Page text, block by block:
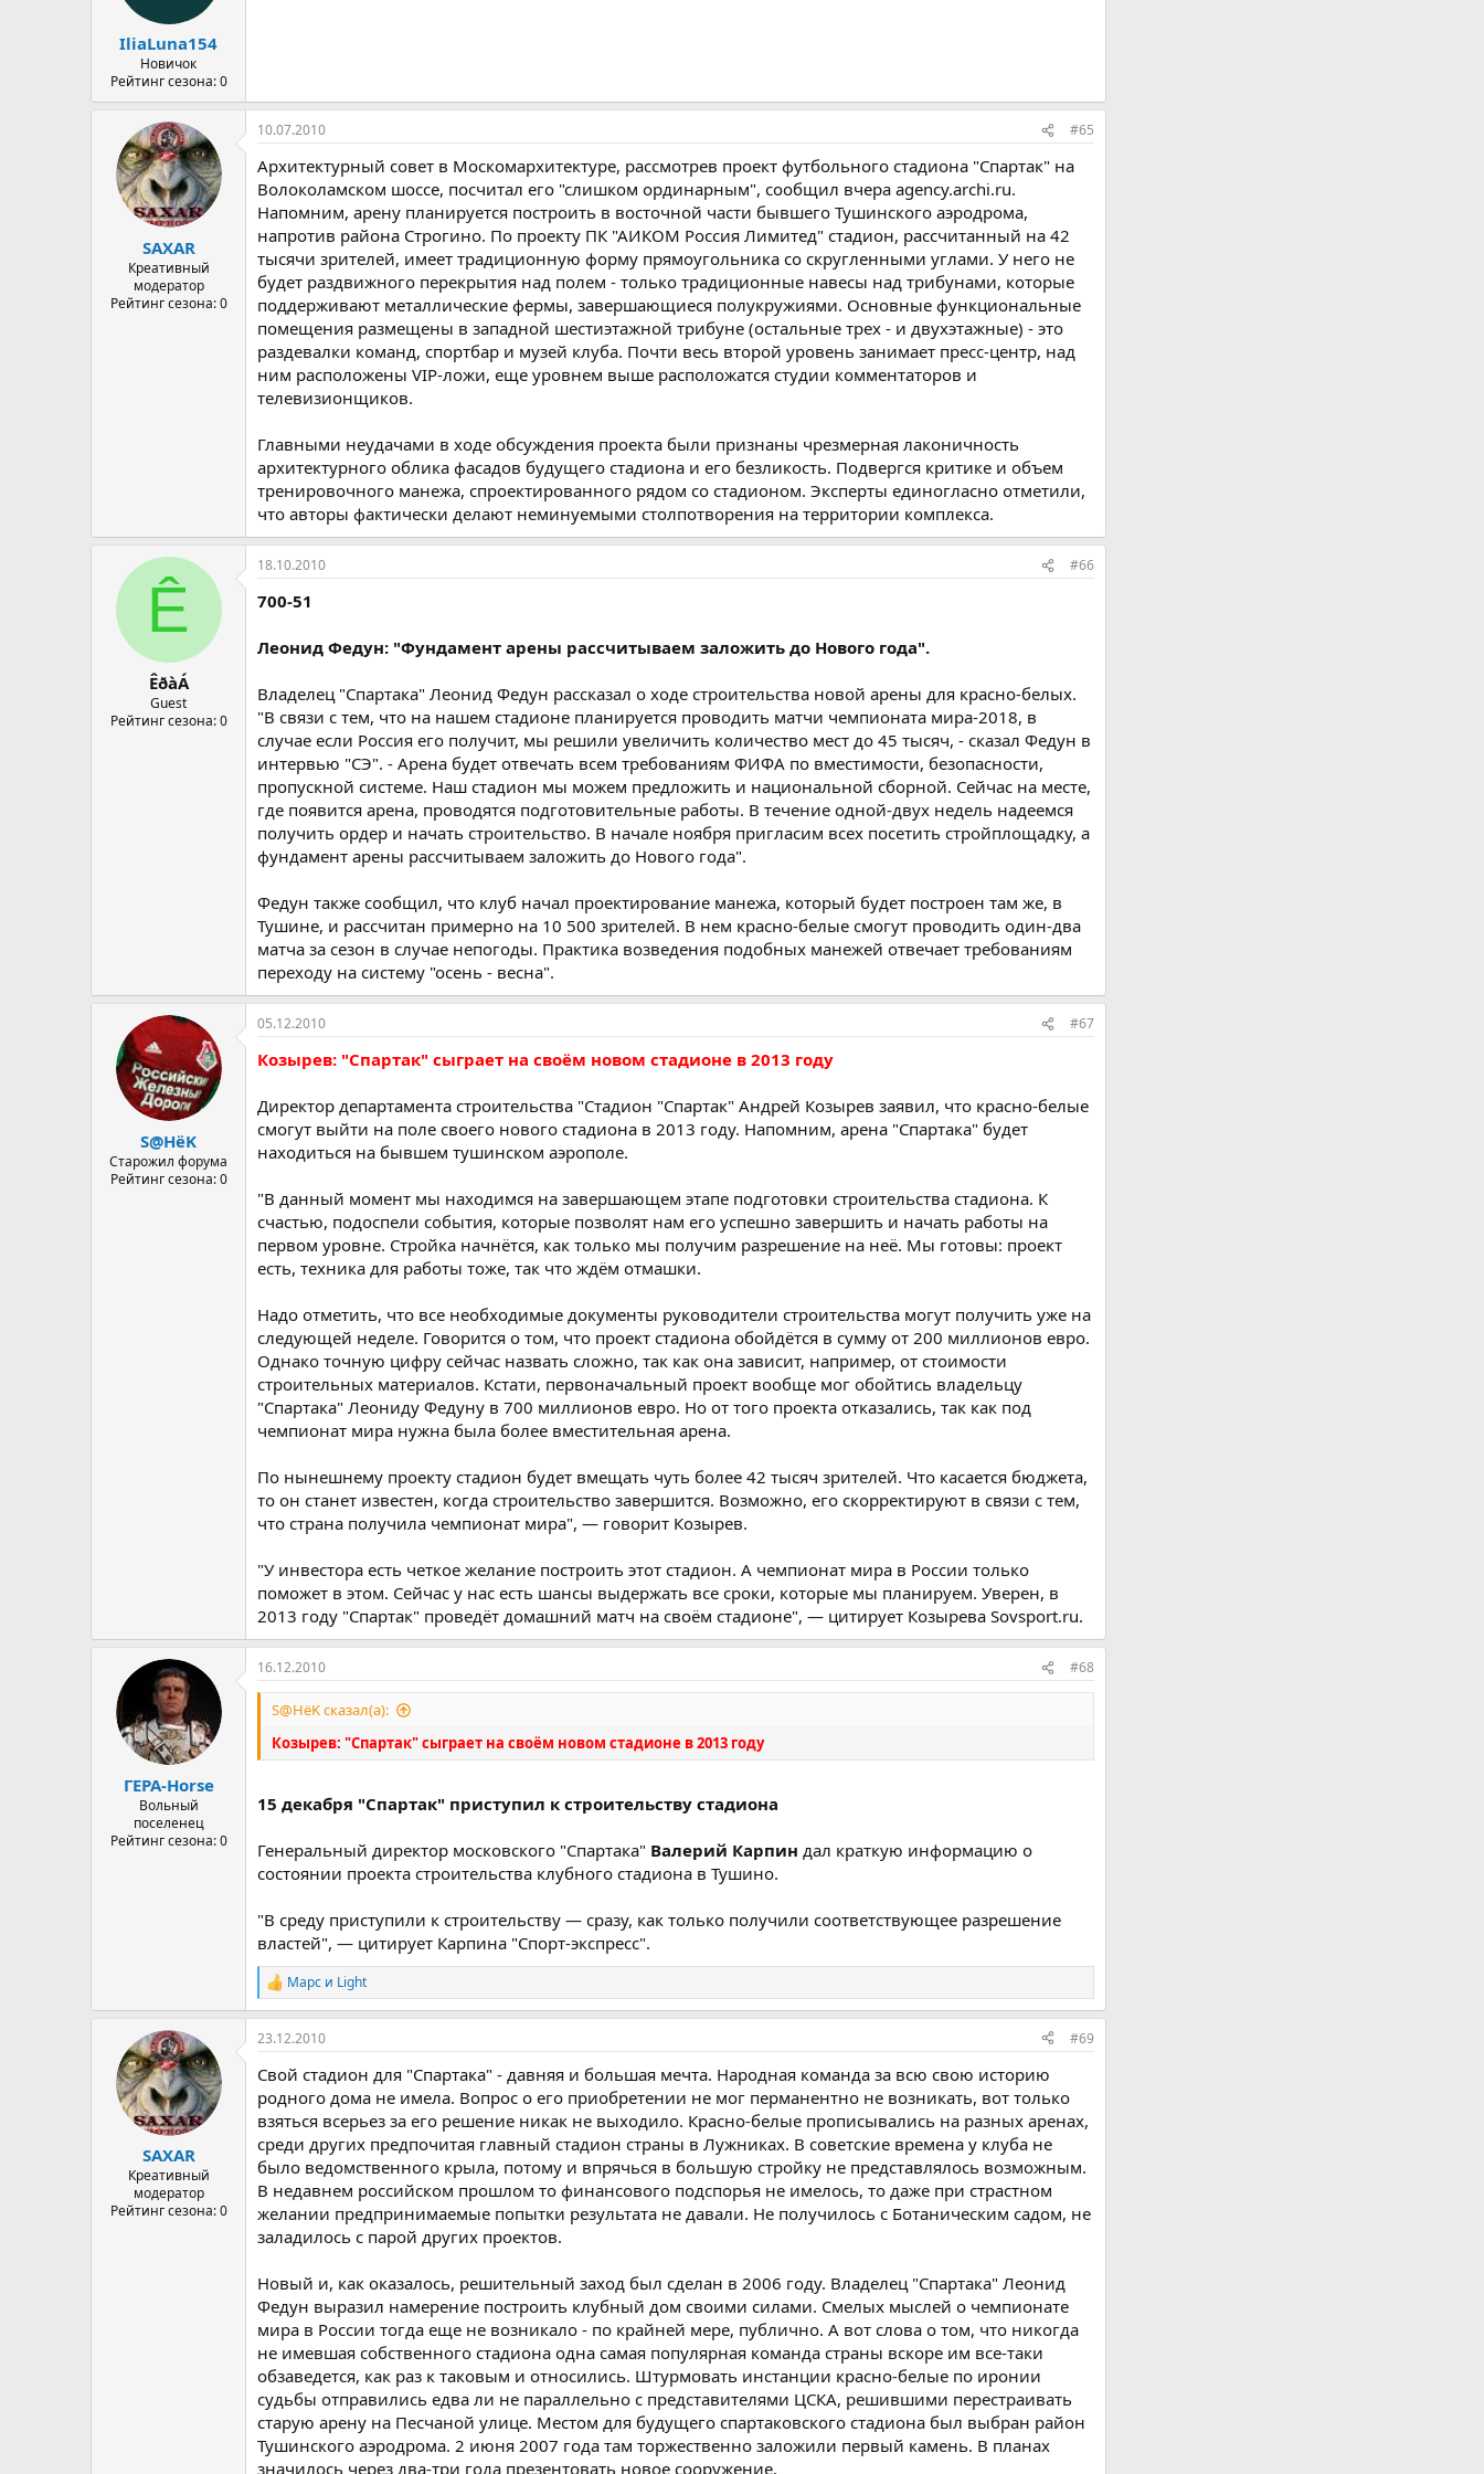
IliaLuna154
Новичок
Рейтинг сезона: 0
SAXAR
Креативный
модератор
Рейтинг сезона: 0
10.07.2010 #65
Архитектурный совет в Москомархитектуре, рассмотрев проект футбольного стадиона "Спартак" на
Волоколамском шоссе, посчитал его "слишком ординарным", сообщил вчера agency.archi.ru.
Напомним, арену планируется построить в восточной части бывшего Тушинского аэродрома,
напротив района Строгино. По проекту ПК "АИКОМ Россия Лимитед" стадион, рассчитанный на 42
тысячи зрителей, имеет традиционную форму прямоугольника со скругленными углами. У него не
будет раздвижного перекрытия над полем - только традиционные навесы над трибунами, которые
поддерживают металлические фермы, завершающиеся полукружиями. Основные функциональные
помещения размещены в западной шестиэтажной трибуне (остальные трех - и двухэтажные) - это
раздевалки команд, спортбар и музей клуба. Почти весь второй уровень занимает пресс-центр, над
ним расположены VIP-ложи, еще уровнем выше расположатся студии комментаторов и
телевизионщиков.
Главными неудачами в ходе обсуждения проекта были признаны чрезмерная лаконичность
архитектурного облика фасадов будущего стадиона и его безликость. Подвергся критике и объем
тренировочного манежа, спроектированного рядом со стадионом. Эксперты единогласно отметили,
что авторы фактически делают неминуемыми столпотворения на территории комплекса.
Ê
ÊðàÁ
Guest
Рейтинг сезона: 0
18.10.2010 #66
700-51
Леонид Федун: "Фундамент арены рассчитываем заложить до Нового года".
Владелец "Спартака" Леонид Федун рассказал о ходе строительства новой арены для красно-белых.
"В связи с тем, что на нашем стадионе планируется проводить матчи чемпионата мира-2018, в
случае если Россия его получит, мы решили увеличить количество мест до 45 тысяч, - сказал Федун в
интервью "СЭ". - Арена будет отвечать всем требованиям ФИФА по вместимости, безопасности,
пропускной системе. Наш стадион мы можем предложить и национальной сборной. Сейчас на месте,
где появится арена, проводятся подготовительные работы. В течение одной-двух недель надеемся
получить ордер и начать строительство. В начале ноября пригласим всех посетить стройплощадку, а
фундамент арены рассчитываем заложить до Нового года".
Федун также сообщил, что клуб начал проектирование манежа, который будет построен там же, в
Тушине, и рассчитан примерно на 10 500 зрителей. В нем красно-белые смогут проводить один-два
матча за сезон в случае непогоды. Практика возведения подобных манежей отвечает требованиям
переходу на систему "осень - весна".
S@HёK
Старожил форума
Рейтинг сезона: 0
05.12.2010 #67
Козырев: "Спартак" сыграет на своём новом стадионе в 2013 году
Директор департамента строительства "Стадион "Спартак" Андрей Козырев заявил, что красно-белые
смогут выйти на поле своего нового стадиона в 2013 году. Напомним, арена "Спартака" будет
находиться на бывшем тушинском аэрополе.
"В данный момент мы находимся на завершающем этапе подготовки строительства стадиона. К
счастью, подоспели события, которые позволят нам его успешно завершить и начать работы на
первом уровне. Стройка начнётся, как только мы получим разрешение на неё. Мы готовы: проект
есть, техника для работы тоже, так что ждём отмашки.
Надо отметить, что все необходимые документы руководители строительства могут получить уже на
следующей неделе. Говорится о том, что проект стадиона обойдётся в сумму от 200 миллионов евро.
Однако точную цифру сейчас назвать сложно, так как она зависит, например, от стоимости
строительных материалов. Кстати, первоначальный проект вообще мог обойтись владельцу
"Спартака" Леониду Федуну в 700 миллионов евро. Но от того проекта отказались, так как под
чемпионат мира нужна была более вместительная арена.
По нынешнему проекту стадион будет вмещать чуть более 42 тысяч зрителей. Что касается бюджета,
то он станет известен, когда строительство завершится. Возможно, его скорректируют в связи с тем,
что страна получила чемпионат мира", — говорит Козырев.
"У инвестора есть четкое желание построить этот стадион. А чемпионат мира в России только
поможет в этом. Сейчас у нас есть шансы выдержать все сроки, которые мы планируем. Уверен, в
2013 году "Спартак" проведёт домашний матч на своём стадионе", — цитирует Козырева Sovsport.ru.
ГЕРА-Horse
Вольный
поселенец
Рейтинг сезона: 0
16.12.2010 #68
S@HёK сказал(а):
Козырев: "Спартак" сыграет на своём новом стадионе в 2013 году
15 декабря "Спартак" приступил к строительству стадиона
Генеральный директор московского "Спартака" Валерий Карпин дал краткую информацию о
состоянии проекта строительства клубного стадиона в Тушино.
"В среду приступили к строительству — сразу, как только получили соответствующее разрешение
властей", — цитирует Карпина "Спорт-экспресс".
Р
е
а
к
и
и
Марс и Light
SAXAR
Креативный
модератор
Рейтинг сезона: 0
23.12.2010 #69
Свой стадион для "Спартака" - давняя и большая мечта. Народная команда за всю свою историю
родного дома не имела. Вопрос о его приобретении не мог перманентно не возникать, вот только
взяться всерьез за его решение никак не выходило. Красно-белые прописывались на разных аренах,
среди других предпочитая главный стадион страны в Лужниках. В советские времена у клуба не
было ведомственного крыла, потому и впрячься в большую стройку не представлялось возможным.
В недавнем российском прошлом то финансового подспорья не имелось, то даже при страстном
желании предпринимаемые попытки результата не давали. Не получилось с Ботаническим садом, не
заладилось с парой других проектов.
Новый и, как оказалось, решительный заход был сделан в 2006 году. Владелец "Спартака" Леонид
Федун выразил намерение построить клубный дом своими силами. Смелых мыслей о чемпионате
мира в России тогда еще не возникало - по крайней мере, публично. А вот слова о том, что никогда
не имевшая собственного стадиона одна самая популярная команда страны вскоре им все-таки
обзаведется, как раз к таковым и относились. Штурмовать инстанции красно-белые по иронии
судьбы отправились едва ли не параллельно с представителями ЦСКА, решившими перестраивать
старую арену на Песчаной улице. Местом для будущего спартаковского стадиона был выбран район
Тушинского аэродрома. 2 июня 2007 года там торжественно заложили первый камень. В планах
значилось через два-три года презентовать новое сооружение.